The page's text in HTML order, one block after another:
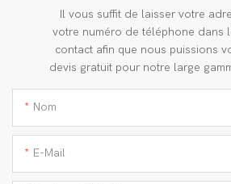
Il vous suffit de laisser votre
votre numéro de téléphone dans
contact afin que nous puissions
devis gratuit pour notre large
Nom
E-Mail